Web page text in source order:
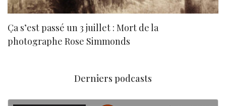
Ça s’est passé un 3 juillet : Mort de la
photographe Rose Simmonds
Derniers podcasts